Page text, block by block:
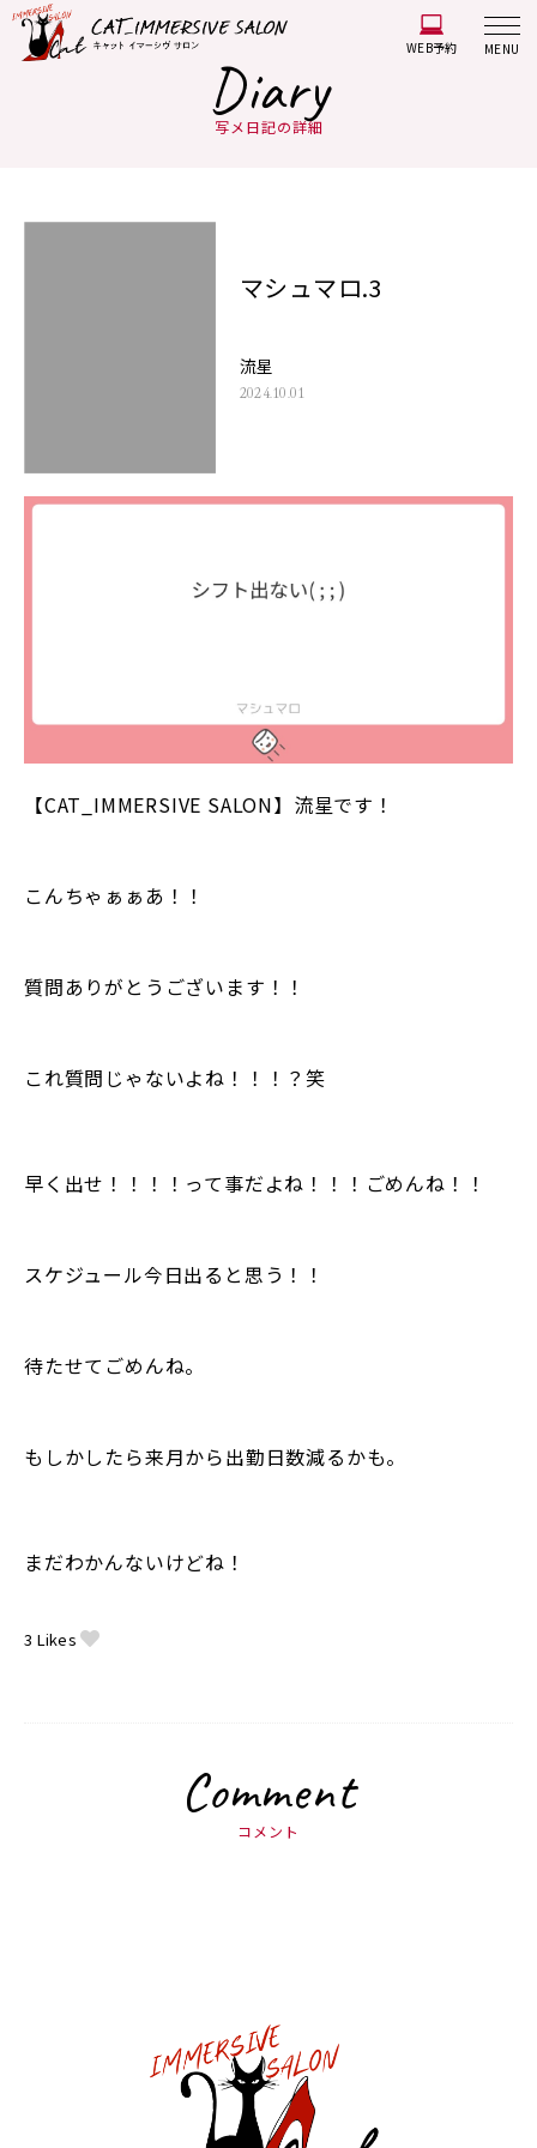
WEB予約 MENU
Diary
写メ日記の詳細
マシュマロ.3
流星
2024.10.01
【CAT_IMMERSIVE SALON】流星です！
こんちゃぁぁあ！！
質問ありがとうございます！！
これ質問じゃないよね！！！？笑
早く出せ！！！！って事だよね！！！ごめんね！！
スケジュール今日出ると思う！！
待たせてごめんね。
もしかしたら来月から出勤日数減るかも。
まだわかんないけどね！
3 Likes
Comment
コメント